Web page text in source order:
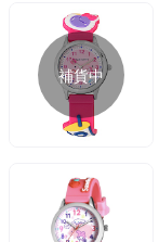
補貨中